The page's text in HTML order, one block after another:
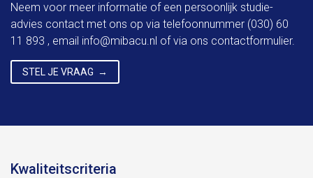
Neem voor meer informatie of een persoonlijk studie-
advies contact met ons op via telefoonnummer (030) 60
11 893 , email info@mibacu.nl of via ons contactformulier.
STEL JE VRAAG
Kwaliteitscriteria